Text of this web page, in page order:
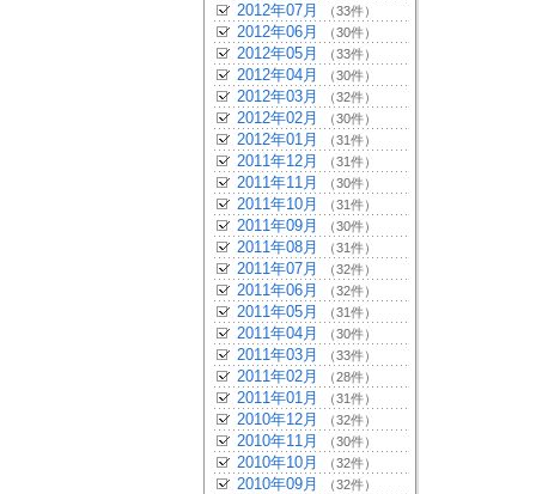
2012年07月 （33件）
2012年06月 （30件）
2012年05月 （33件）
2012年04月 （30件）
2012年03月 （32件）
2012年02月 （30件）
2012年01月 （31件）
2011年12月 （31件）
2011年11月 （30件）
2011年10月 （31件）
2011年09月 （30件）
2011年08月 （31件）
2011年07月 （32件）
2011年06月 （32件）
2011年05月 （31件）
2011年04月 （30件）
2011年03月 （33件）
2011年02月 （28件）
2011年01月 （31件）
2010年12月 （32件）
2010年11月 （30件）
2010年10月 （32件）
2010年09月 （32件）